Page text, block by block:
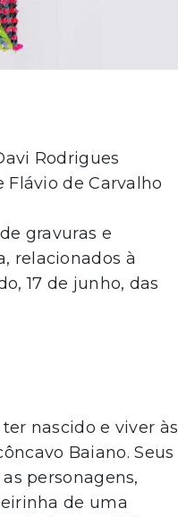
Rodrigues
Flávio de Carvalho
gravuras e
relacionados à
17 de junho, das
nascido e viver às
Baiano. Seus
personagens,
de uma